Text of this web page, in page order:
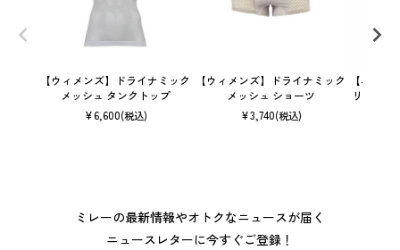
【ウィメンズ】ドライナミック
メッシュ タンクトップ
¥6,600(税込)
【ウィメンズ】ドライナミック
メッシュ ショーツ
¥3,740(税込)
【ユニ
リック
ミレーの最新情報やオトクなニュースが届く
ニュースレターに今すぐご登録！